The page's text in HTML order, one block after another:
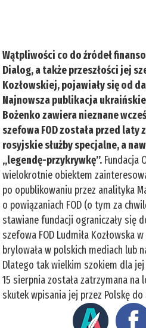
Wątpliwości co do źródeł
Dialog, a także przeszłości jej
Kozłowskiej, pojawiały się od
Najnowsza publikacja
Bożenko zawiera nieznane
szefowa FOD została przed laty
rosyjskie służby specjalne, a
„legendę-przykrywkę”. Fundacja
wielokrotnie obiektem
po opublikowaniu przez analityka
o powiązaniach FOD (o tym za
stawiane fundacji ograniczały się
szefowa FOD Ludmiła Kozłowska
brylowała w polskich mediach lub
Dlatego tak wielkim szokiem dla
15 sierpnia została zatrzymana na
skutek wpisania jej przez Polskę